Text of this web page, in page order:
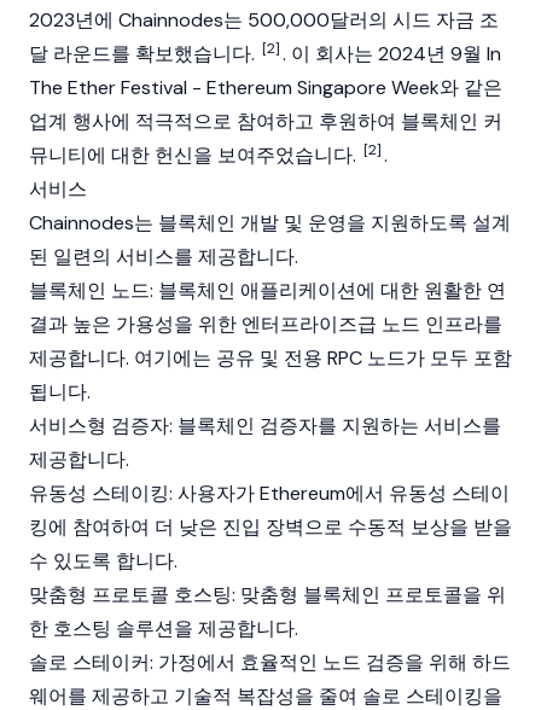
2023년에 Chainnodes는 500,000달러의 시드 자금 조
달 라운드를 확보했습니다. [2]. 이 회사는 2024년 9월 In
The Ether Festival - Ethereum Singapore Week와 같은
업계 행사에 적극적으로 참여하고 후원하여 블록체인 커
뮤니티에 대한 헌신을 보여주었습니다. [2].
서비스
Chainnodes는 블록체인 개발 및 운영을 지원하도록 설계
된 일련의 서비스를 제공합니다.
블록체인 노드: 블록체인 애플리케이션에 대한 원활한 연
결과 높은 가용성을 위한 엔터프라이즈급 노드 인프라를
제공합니다. 여기에는 공유 및 전용 RPC 노드가 모두 포함
됩니다.
서비스형 검증자: 블록체인 검증자를 지원하는 서비스를
제공합니다.
유동성 스테이킹: 사용자가Ethereum에서 유동성 스테이
킹에 참여하여 더 낮은 진입 장벽으로 수동적 보상을 받을
수 있도록 합니다.
맞춤형 프로토콜 호스팅: 맞춤형 블록체인 프로토콜을 위
한 호스팅 솔루션을 제공합니다.
솔로 스테이커: 가정에서 효율적인 노드 검증을 위해 하드
웨어를 제공하고 기술적 복잡성을 줄여 솔로 스테이킹을